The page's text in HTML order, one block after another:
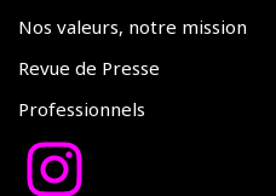
Nos valeurs, notre mission
Revue de Presse
Professionnels